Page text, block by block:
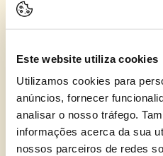
Este website utiliza cookies
Utilizamos cookies para
anúncios, fornecer
analisar o nosso tráfego.
informações acerca da sua
nossos parceiros de redes
MEDIA